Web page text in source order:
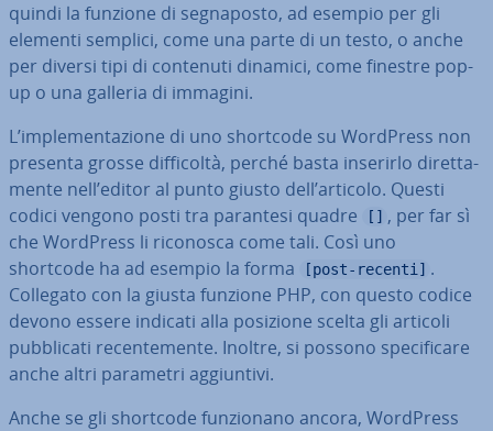
quindi la funzione di se­gna­po­sto, ad esempio per gli
elementi semplici, come una parte di un testo, o anche
per diversi tipi di contenuti dinamici, come finestre pop-
up o una galleria di immagini.
L’im­ple­men­ta­zio­ne di uno shortcode su WordPress non
presenta grosse dif­fi­col­tà, perché basta inserirlo di­ret­ta­
men­te nell’editor al punto giusto dell’articolo. Questi
codici vengono posti tra parantesi quadre
[] , per far sì
che WordPress li riconosca come tali. Così uno
shortcode ha ad esempio la forma
[post-recenti] .
Collegato con la giusta funzione PHP, con questo codice
devono essere indicati alla posizione scelta gli articoli
pub­bli­ca­ti re­cen­te­men­te. Inoltre, si possono spe­ci­fi­ca­re
anche altri parametri ag­giun­ti­vi.
Anche se gli shortcode fun­zio­na­no ancora, WordPress